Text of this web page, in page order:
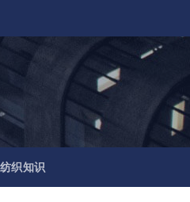
纺织知识